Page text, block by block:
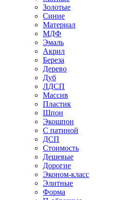
Золотые
Синие
Материал
МДФ
Эмаль
Акрил
Береза
Дерево
Дуб
ЛДСП
Массив
Пластик
Шпон
Экошпон
С патиной
ДСП
Стоимость
Дешевые
Дорогие
Эконом-класс
Элитные
Форма